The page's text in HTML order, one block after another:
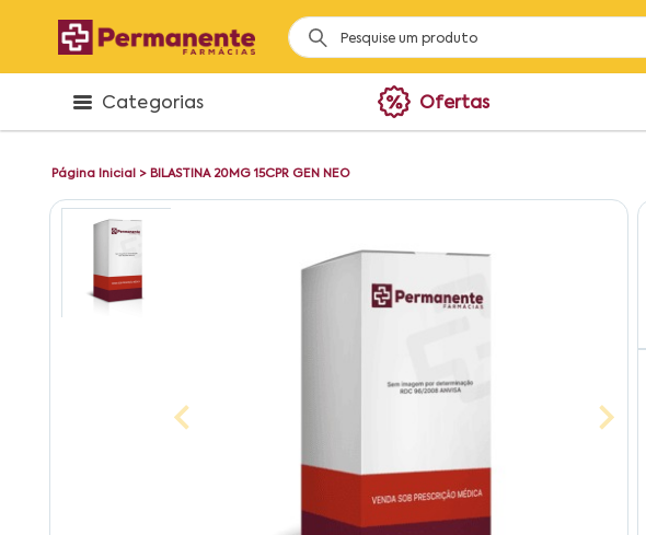
Categorias Ofertas
Página Inicial > BILASTINA 20MG 15CPR GEN NEO